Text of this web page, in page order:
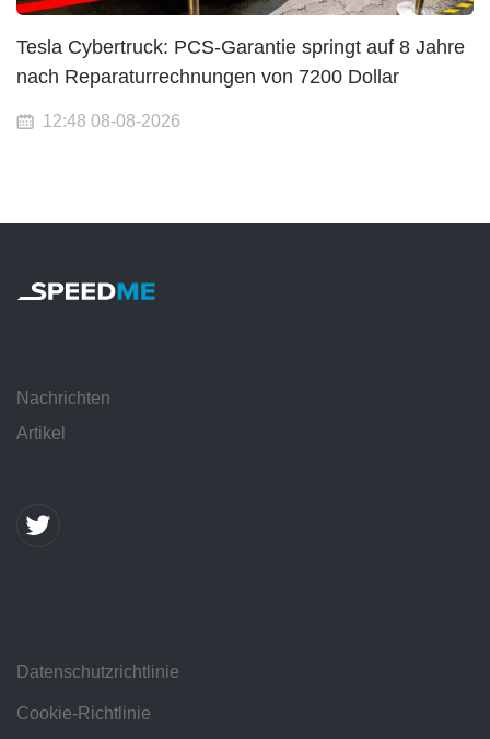
Tesla Cybertruck: PCS-Garantie springt auf 8 Jahre
nach Reparaturrechnungen von 7200 Dollar
12:48 08-08-2026
Nachrichten
Artikel
Datenschutzrichtlinie
Cookie-Richtlinie